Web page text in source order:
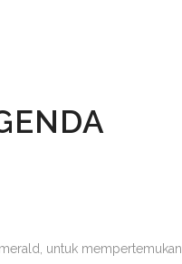
untuk mempertemukan